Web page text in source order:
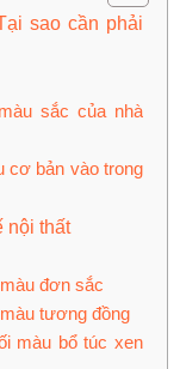
sao cần phải
sắc của nhà
cơ bản vào trong
nội thất
đơn sắc
tương đồng
màu bổ túc xen